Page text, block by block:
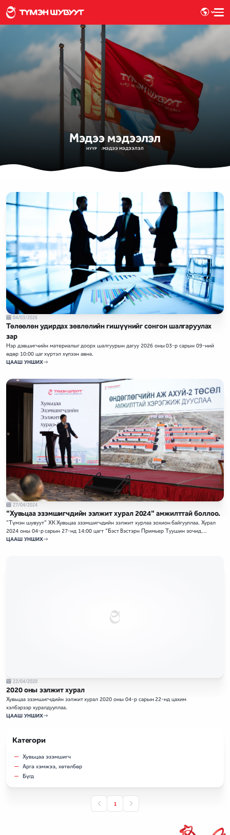
Мэдээ мэдээлэл
НҮҮР МЭДЭЭ МЭДЭЭЛЭЛ
04/03/2026
Төлөөлөн удирдах зөвлөлийн гишүүнийг сонгон шалгаруулах
зар
Нэр дэвшигчийн материалыг доорх шалгуурын дагуу 2026 оны 03-р сарын 09-ний
өдөр 10:00 цаг хүртэл хүлээн авна.
ЦААШ УНШИХ
27/04/2024
"Хувьцаа эзэмшигчдийн ээлжит хурал 2024" амжилттай боллоо.
"Түмэн шувуут" ХК Хувьцаа эзэмшигчдийн ээлжит хурлаа зохион байгууллаа. Хурал
2024 оны 04-р сарын 27-нд 14:00 цагт “Бэст Вэстэрн Примьер Туушин зочид
буудал”-ын “Соёмбо” танхимд боллоо.
ЦААШ УНШИХ
22/04/2020
2020 оны ээлжит хурал
Хувьцаа эзэмшигчдийн ээлжит хурал 2020 оны 04-р сарын 22-нд цахим
хэлбэрээр хуралдууллаа.
ЦААШ УНШИХ
Категори
Хувьцаа эзэмшигч
Арга хэмжээ, хөтөлбөр
Бүгд
1